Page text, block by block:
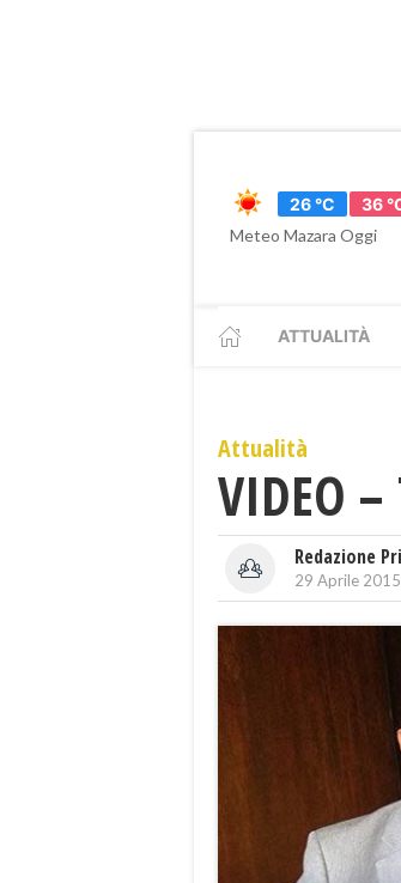
26 °C
36
Meteo Mazara Oggi
ATTUALITÀ
Attualità
VIDEO
Redazione
29 Aprile